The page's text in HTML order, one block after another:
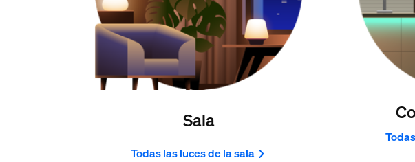
Sala
Todas las luces de la sala